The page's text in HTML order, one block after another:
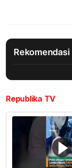
Rekomendasi
Republika TV